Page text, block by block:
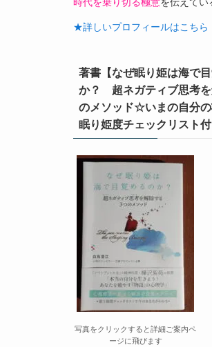
★詳しいプロフィールはこちら
著書【なぜ眠り姫は海で
か？ 超ネガティブ思考を
のメソッド☆いまの自分
眠り姫度チェックリスト付
写真をクリックすると詳細ご案内ペ
ージに飛びます